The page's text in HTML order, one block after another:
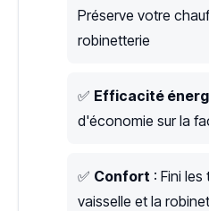
Préserve votre
robinetterie
✅ Efficacité
d'économie sur la
✅ Confort : Fini
vaisselle et la